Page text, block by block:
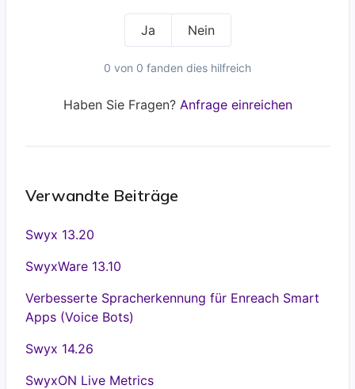
Ja Nein
0 von 0 fanden dies hilfreich
Haben Sie Fragen? Anfrage einreichen
Verwandte Beiträge
Swyx 13.20
SwyxWare 13.10
Verbesserte Spracherkennung für Enreach Smart
Apps (Voice Bots)
Swyx 14.26
SwyxON Live Metrics